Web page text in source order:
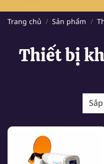
Trang chủ / Sản phẩm /
Thiết bị